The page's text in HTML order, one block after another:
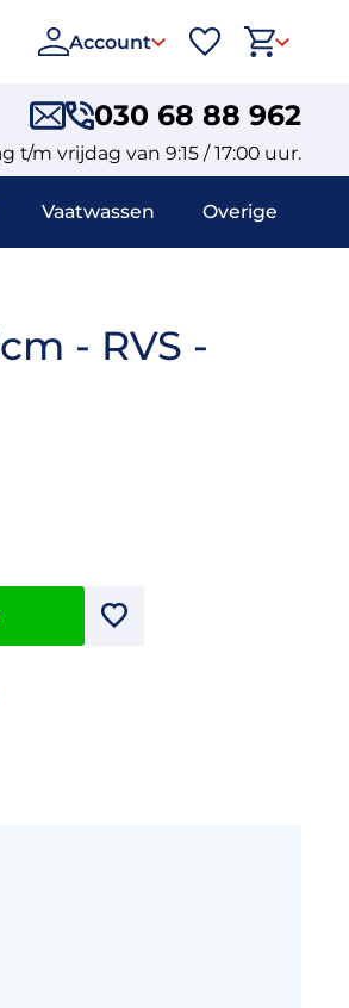
Account
030 68 88 962
m vrijdag van 9:15 / 17:00 uur.
Vaatwassen Overige
- RVS -